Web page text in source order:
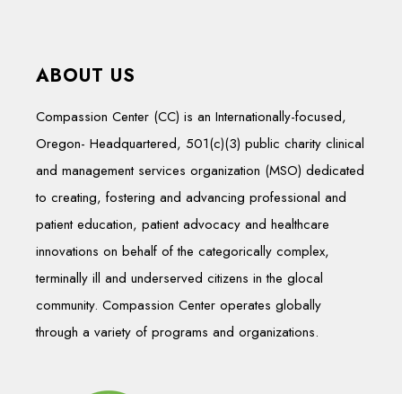
ABOUT US
Compassion Center (CC) is an Internationally-focused,
Oregon- Headquartered, 501(c)(3) public charity clinical
and management services organization (MSO) dedicated
to creating, fostering and advancing professional and
patient education, patient advocacy and healthcare
innovations on behalf of the categorically complex,
terminally ill and underserved citizens in the glocal
community. Compassion Center operates globally
through a variety of programs and organizations.